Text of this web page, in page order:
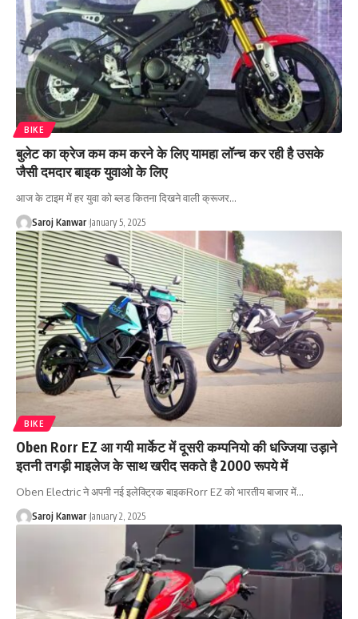
BIKE
बुलेट का क्रेज कम कम करने के लिए यामहा लॉन्च कर रही है उसके
जैसी दमदार बाइक युवाओ के लिए
आज के टाइम में हर युवा को ब्लड कितना दिखने वाली क्रूजर…
Saroj Kanwar January 5, 2025
BIKE
Oben Rorr EZ आ गयी मार्केट में दूसरी कम्पनियो की धज्जिया उड़ाने
इतनी तगड़ी माइलेज के साथ खरीद सकते है 2000 रूपये में
Oben Electric ने अपनी नई इलेक्ट्रिक बाइकRorr EZ को भारतीय बाजार में…
Saroj Kanwar January 2, 2025